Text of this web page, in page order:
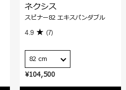
¥104,500
ネクシス
スピナー82 エキスパンダブル
4.9 (7)
82 cm